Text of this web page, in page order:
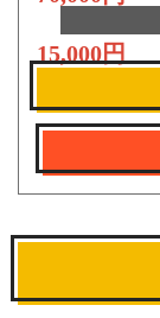
15,000円